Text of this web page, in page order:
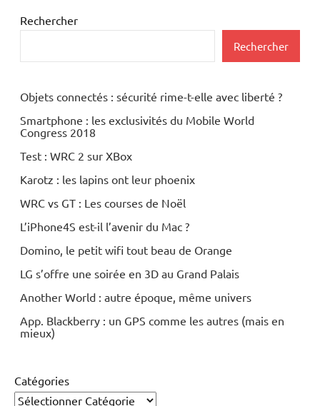
Inclassables
Rechercher
Rechercher
Objets connectés : sécurité rime-t-elle avec liberté ?
Smartphone : les exclusivités du Mobile World
Congress 2018
Test : WRC 2 sur XBox
Karotz : les lapins ont leur phoenix
WRC vs GT : Les courses de Noël
L’iPhone4S est-il l’avenir du Mac ?
Domino, le petit wifi tout beau de Orange
LG s’offre une soirée en 3D au Grand Palais
Another World : autre époque, même univers
App. Blackberry : un GPS comme les autres (mais en
mieux)
Catégories